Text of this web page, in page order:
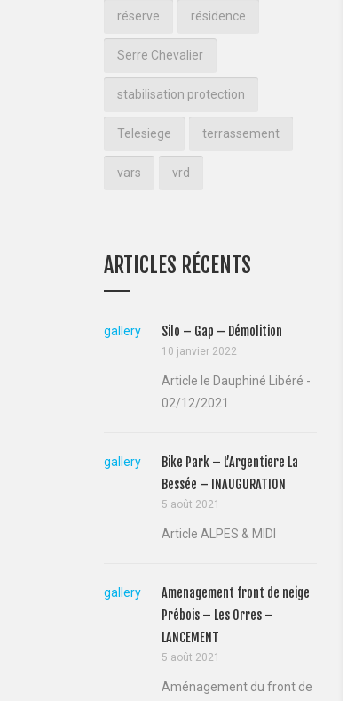
réserve résidence
Serre Chevalier
stabilisation protection
Telesiege terrassement
vars vrd
ARTICLES RÉCENTS
gallery Silo – Gap – Démolition
10 janvier 2022
Article le Dauphiné Libéré -
02/12/2021
gallery
Bike Park – L’Argentiere La
Bessée – INAUGURATION
5 août 2021
Article ALPES & MIDI
gallery
Amenagement front de neige
Prébois – Les Orres –
LANCEMENT
5 août 2021
Aménagement du front de